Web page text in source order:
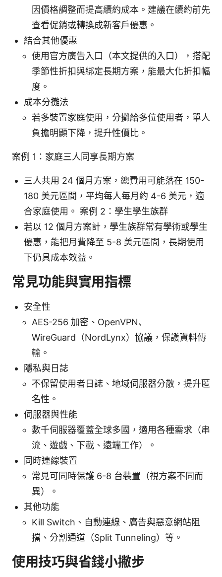
因價格調整而提高續約成本。建議在續約前先
查看促銷或轉換成新客戶優惠。
結合其他優惠
使用官方廣告入口（本文提供的入口），搭配
季節性折扣與綁定長期方案，能最大化折扣幅
度。
成本分攤法
若多裝置家庭使用，分攤給多位使用者，單人
負擔明顯下降，提升性價比。
案例 1：家庭三人同享長期方案
三人共用 24 個月方案，總費用可能落在 150-
180 美元區間，平均每人每月約 4-6 美元，適
合家庭使用。 案例 2：學生學生族群
若以 12 個月方案計，學生族群常有學術或學生
優惠，能把月費降至 5-8 美元區間，長期使用
下仍具成本效益。
常見功能與實用指標
安全性
AES-256 加密、OpenVPN、
WireGuard（NordLynx）協議，保護資料傳
輸。
隱私與日誌
不保留使用者日誌、地域伺服器分散，提升匿
名性。
伺服器與性能
數千伺服器覆蓋全球多國，適用各種需求（串
流、遊戲、下載、遠端工作）。
同時連線裝置
常見可同時保護 6-8 台裝置（視方案不同而
異）。
其他功能
Kill Switch、自動連線、廣告與惡意網站阻
擋、分割通道（Split Tunneling）等。
使用技巧與省錢小撇步